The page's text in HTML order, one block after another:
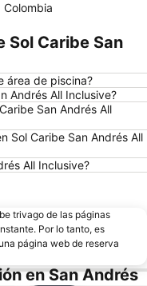
Sol Caribe San
área de piscina?
Andrés All Inclusive?
San Andrés All
Sol Caribe San Andrés All
All Inclusive?
trivago de las páginas
Por lo tanto, es
página web de reserva
en San Andrés